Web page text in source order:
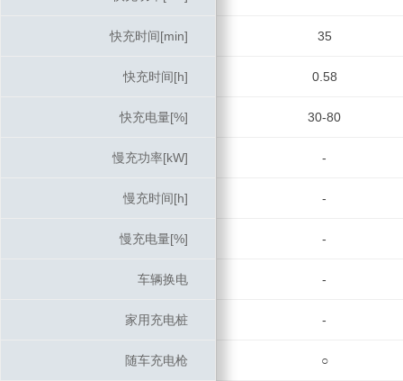
快充时间[min] 35
快充时间[h] 0.58
快充电量[%] 30-80
慢充功率[kW] -
慢充时间[h] -
慢充电量[%] -
车辆换电 -
家用充电桩 -
随车充电枪 ○
快充时间[min]
快充时间[h]
快充电量[%]
慢充功率[kW]
慢充时间[h]
慢充电量[%]
车辆换电
家用充电桩
随车充电枪